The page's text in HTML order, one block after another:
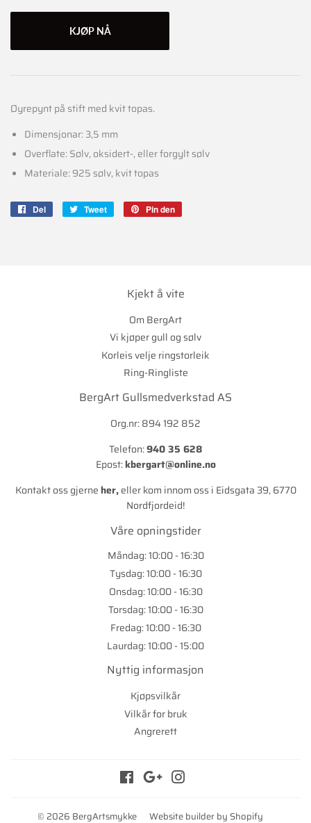
KJØP NÅ
Øyrepynt på stift med kvit topas.
Dimensjonar: 3,5 mm
Overflate: Sølv, oksidert-, eller forgylt sølv
Materiale: 925 sølv, kvit topas
Del Tweet
Tweet
Pin den
Kjekt å vite
Om BergArt
Vi kjøper gull og sølv
Korleis velje ringstorleik
Ring-Ringliste
BergArt Gullsmedverkstad AS
Org.nr: 894 192 852
Telefon:940 35 628
Epost:kbergart@online.no
Kontakt oss gjerne her,eller kom innom oss i Eidsgata 39, 6770
Nordfjordeid!
Våre opningstider
Måndag: 10:00 - 16:30
Tysdag: 10:00 - 16:30
Onsdag: 10:00 - 16:30
Torsdag: 10:00 - 16:30
Fredag: 10:00 - 16:30
Laurdag: 10:00 - 15:00
Nyttig informasjon
Kjøpsvilkår
Vilkår for bruk
Angrerett
Facebook
Google
© 2026 BergArtsmykke Website builder by Shopify